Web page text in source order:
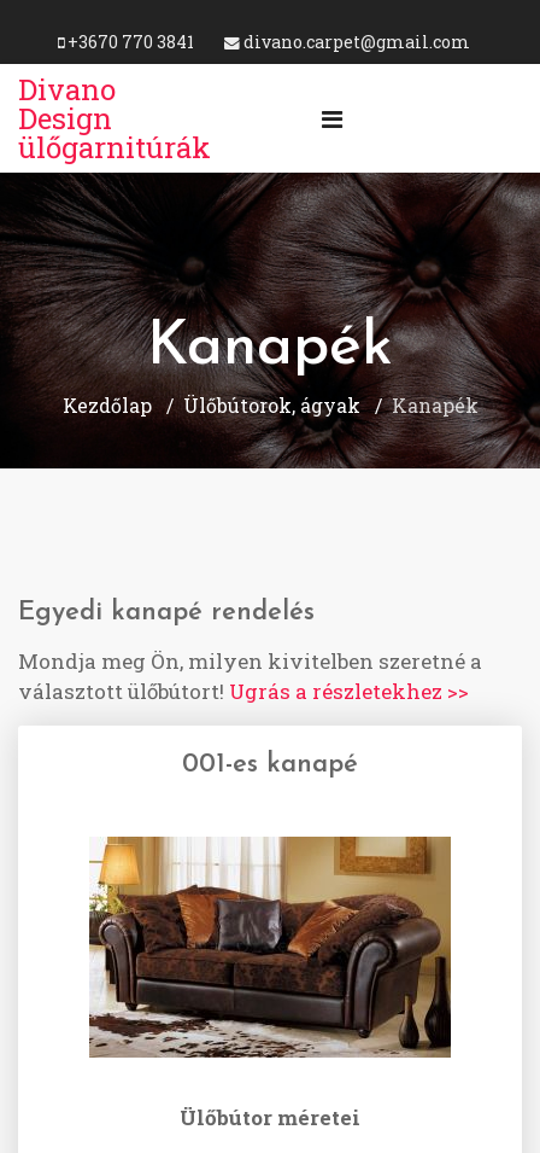
+3670 770 3841 divano.carpet@gmail.com
Divano
Design
ülőgarnitúrák
Kanapék
Kezdőlap Ülőbútorok, ágyak Kanapék
Egyedi kanapé rendelés
Mondja meg Ön, milyen kivitelben szeretné a
választott ülőbútort! Ugrás a részletekhez >>
001-es kanapé
Ülőbútor méretei